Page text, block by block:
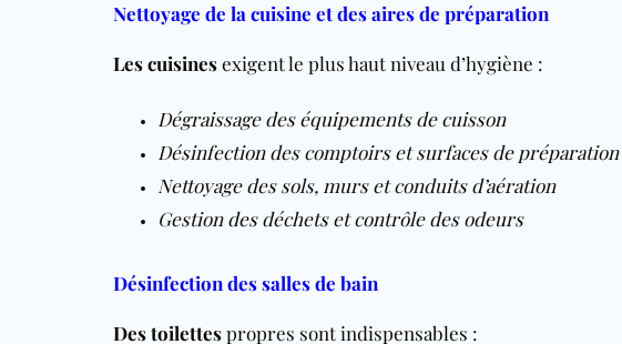
Nettoyage de la cuisine et des aires de préparation
Les cuisinesexigent le plus haut niveau d’hygiène :
Dégraissage des équipements de cuisson
Désinfection des comptoirs et surfaces de préparation
Nettoyage des sols, murs et conduits d’aération
Gestion des déchets et contrôle des odeurs
Désinfection des salles de bain
Des toilettespropres sont indispensables :